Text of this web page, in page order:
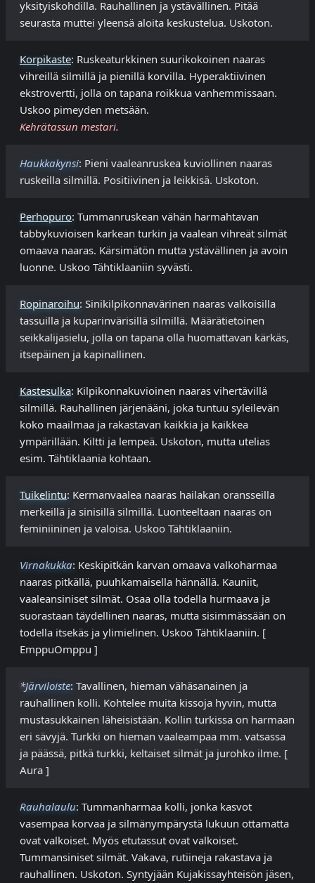
yksityiskohdilla. Rauhallinen ja ystävällinen. Pitää
seurasta muttei yleensä aloita keskustelua. Uskoton.
Korpikaste: Ruskeaturkkinen suurikokoinen naaras
vihreillä silmillä ja pienillä korvilla. Hyperaktiivinen
ekstrovertti, jolla on tapana roikkua vanhemmissaan.
Uskoo pimeyden metsään.
Kehrätassun mestari.
Haukkakynsi: Pieni vaaleanruskea kuviollinen naaras
ruskeilla silmillä. Positiivinen ja leikkisä. Uskoton.
Perhopuro: Tummanruskean vähän harmahtavan
tabbykuvioisen karkean turkin ja vaalean vihreät silmät
omaava naaras. Kärsimätön mutta ystävällinen ja avoin
luonne. Uskoo Tähtiklaaniin syvästi.
Ropinaroihu: Sinikilpikonnavärinen naaras valkoisilla
tassuilla ja kuparinvärisillä silmillä. Määrätietoinen
seikkalijasielu, jolla on tapana olla huomattavan kärkäs,
itsepäinen ja kapinallinen.
Kastesulka: Kilpikonnakuvioinen naaras vihertävillä
silmillä. Rauhallinen järjenääni, joka tuntuu syleilevän
koko maailmaa ja rakastavan kaikkia ja kaikkea
ympärillään. Kiltti ja lempeä. Uskoton, mutta utelias
esim. Tähtiklaania kohtaan.
Tuikelintu: Kermanvaalea naaras hailakan oransseilla
merkeillä ja sinisillä silmillä. Luonteeltaan naaras on
feminiininen ja valoisa. Uskoo Tähtiklaaniin.
Virnakukka: Keskipitkän karvan omaava valkoharmaa
naaras pitkällä, puuhkamaisella hännällä. Kauniit,
vaaleansiniset silmät. Osaa olla todella hurmaava ja
suorastaan täydellinen naaras, mutta sisimmässään on
todella itsekäs ja ylimielinen. Uskoo Tähtiklaaniin. [
EmppuOmppu ]
*Järviloiste: Tavallinen, hieman vähäsanainen ja
rauhallinen kolli. Kohtelee muita kissoja hyvin, mutta
mustasukkainen läheisistään. Kollin turkissa on harmaan
eri sävyjä. Turkki on hieman vaaleampaa mm. vatsassa
ja päässä, pitkä turkki, keltaiset silmät ja jurohko ilme. [
Aura ]
Rauhalaulu: Tummanharmaa kolli, jonka kasvot
vasempaa korvaa ja silmänympärystä lukuun ottamatta
ovat valkoiset. Myös etutassut ovat valkoiset.
Tummansiniset silmät. Vakava, rutiineja rakastava ja
rauhallinen. Uskoton. Syntyjään Kujakissayhteisön jäsen,